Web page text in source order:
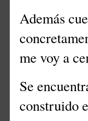
Además
me voy a
Se
construido